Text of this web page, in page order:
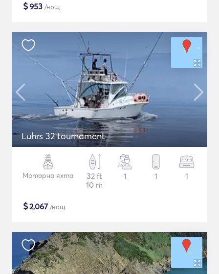
$953 /нощ
Luhrs 32 tournament
Моторна яхта
32 ft
10 m
1 1 1
$2,067 /нощ